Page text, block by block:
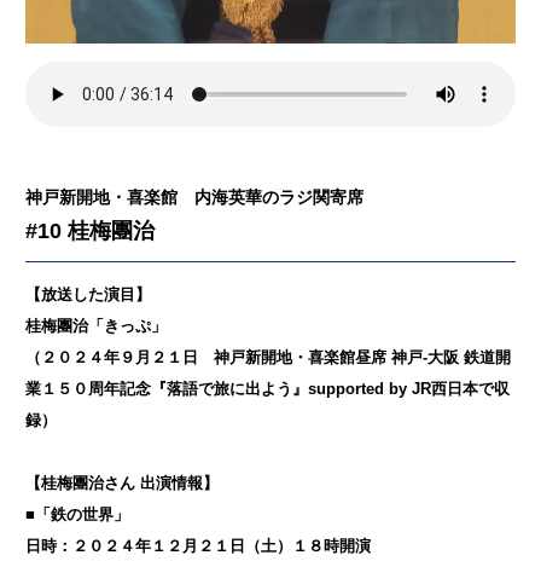
神戸新開地・喜楽館 内海英華のラジ関寄席
#10 桂梅團治
【放送した演目】
桂梅團治「きっぷ」
（２０２４年９月２１日 神戸新開地・喜楽館昼席 神戸-大阪 鉄道開
業１５０周年記念『落語で旅に出よう』supported by JR西日本で収
録）
【桂梅團治さん 出演情報】
■「鉄の世界」
日時：２０２４年１２月２１日（土）１８時開演